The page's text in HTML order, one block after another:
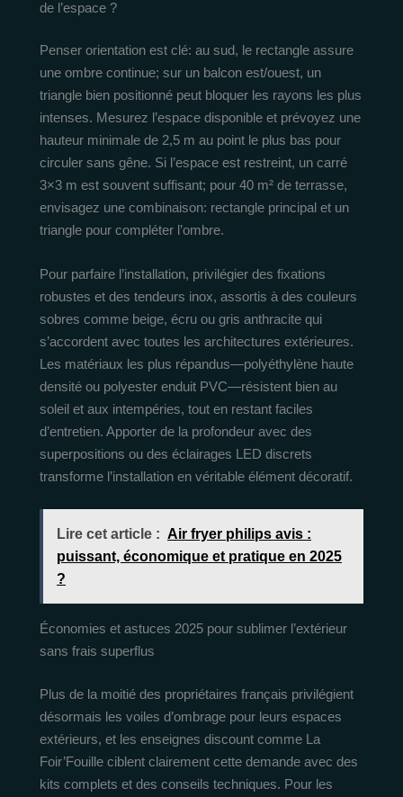
de l’espace ?
Penser orientation est clé: au sud, le rectangle assure
une ombre continue; sur un balcon est/ouest, un
triangle bien positionné peut bloquer les rayons les plus
intenses. Mesurez l’espace disponible et prévoyez une
hauteur minimale de 2,5 m au point le plus bas pour
circuler sans gêne. Si l’espace est restreint, un carré
3×3 m est souvent suffisant; pour 40 m² de terrasse,
envisagez une combinaison: rectangle principal et un
triangle pour compléter l’ombre.
Pour parfaire l’installation, privilégier des fixations
robustes et des tendeurs inox, assortis à des couleurs
sobres comme beige, écru ou gris anthracite qui
s’accordent avec toutes les architectures extérieures.
Les matériaux les plus répandus—polyéthylène haute
densité ou polyester enduit PVC—résistent bien au
soleil et aux intempéries, tout en restant faciles
d’entretien. Apporter de la profondeur avec des
superpositions ou des éclairages LED discrets
transforme l’installation en véritable élément décoratif.
Lire cet article : Air fryer philips avis :
puissant, économique et pratique en 2025
?
Économies et astuces 2025 pour sublimer l’extérieur
sans frais superflus
Plus de la moitié des propriétaires français privilégient
désormais les voiles d’ombrage pour leurs espaces
extérieurs, et les enseignes discount comme La
Foir’Fouille ciblent clairement cette demande avec des
kits complets et des conseils techniques. Pour les